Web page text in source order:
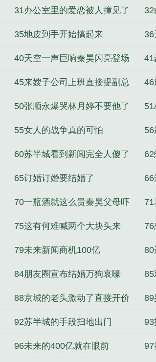
31办公室里的爱恋被人撞见了
35地皮到手开始搞起来
豪
40天空一声巨响秦昊闪亮登场 41
45来嫂子公司上班直接提副总 46
50张顺永爆哭林月婷不要他了
55女人的战争真的可怕
60苏半城看到新闻完全人傻了
65订婚订婚要结婚了
70一瓶酒就这么贵秦昊父母吓
傻
75这有何难喊两个大块头来
79未来新闻商机100亿 80
84朋友圈宣布结婚万狗哀嚎 85
88京城的老头激动了直接开价 89
92苏半城的手段扫地出门
96未来的400亿就在眼前